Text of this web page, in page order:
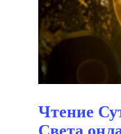
Чтение